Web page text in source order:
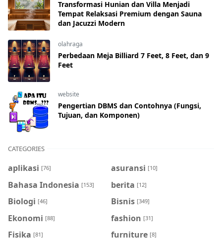
Transformasi Hunian dan Villa Menjadi
Tempat Relaksasi Premium dengan Sauna
dan Jacuzzi Modern
olahraga
Perbedaan Meja Billiard 7 Feet, 8 Feet, dan 9
Feet
website
Pengertian DBMS dan Contohnya (Fungsi,
Tujuan, dan Komponen)
CATEGORIES
aplikasi [76] asuransi [10]
Bahasa Indonesia [153] berita [12]
Biologi [46] Bisnis [349]
Ekonomi [88] fashion [31]
Fisika [81] furniture [8]